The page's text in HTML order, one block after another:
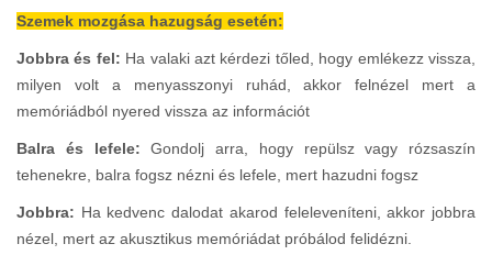
Szemek mozgása hazugság esetén:
Jobbra és fel: Ha valaki azt kérdezi tőled, hogy emlékezz vissza,
milyen volt a menyasszonyi ruhád, akkor felnézel mert a
memóriádból nyered vissza az információt
Balra és lefele: Gondolj arra, hogy repülsz vagy rózsaszín
tehenekre, balra fogsz nézni és lefele, mert hazudni fogsz
Jobbra: Ha kedvenc dalodat akarod feleleveníteni, akkor jobbra
nézel, mert az akusztikus memóriádat próbálod felidézni.